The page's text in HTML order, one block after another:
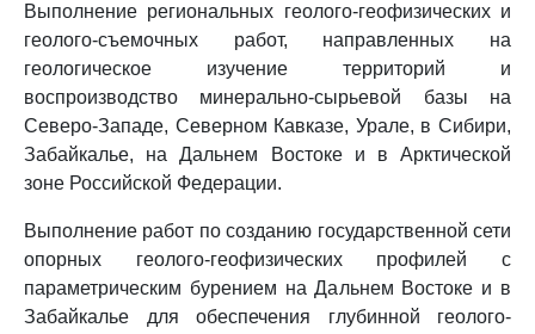
Выполнение региональных геолого-геофизических и
геолого-съемочных работ, направленных на
геологическое изучение территорий и
воспроизводство минерально-сырьевой базы на
Северо-Западе, Северном Кавказе, Урале, в Сибири,
Забайкалье, на Дальнем Востоке и в Арктической
зоне Российской Федерации.
Выполнение работ по созданию государственной сети
опорных геолого-геофизических профилей с
параметрическим бурением на Дальнем Востоке и в
Забайкалье для обеспечения глубинной геолого-